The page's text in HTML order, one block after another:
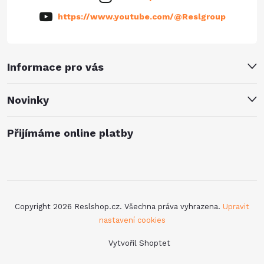
Informace pro vás
Novinky
https://www.youtube.com/@Reslgroup
Přijímáme online platby
Vytvořil Shoptet
Copyright 2026 Reslshop.cz. Všechna práva vyhrazena. Upravit
nastavení cookies